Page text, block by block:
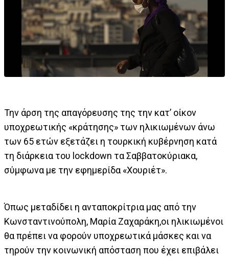
Την άρση της απαγόρευσης της την κατ’ οίκον
υποχρεωτικής «κράτησης» των ηλικιωμένων άνω
των 65 ετών εξετάζει η τουρκική κυβέρνηση κατά
τη διάρκεια του lockdown τα Σαββατοκύριακα,
σύμφωνα με την εφημερίδα «Χουριέτ».
Όπως μεταδίδει η ανταποκρίτρια μας από την
Κωνσταντινούπολη, Μαρία Ζαχαράκη,οι ηλικιωμένοι
θα πρέπει να φορούν υποχρεωτικά μάσκες και να
τηρούν την κοινωνική απόσταση που έχει επιβάλει